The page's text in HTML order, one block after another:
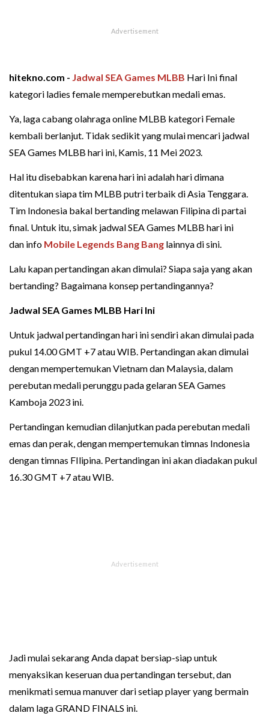
hitekno.com - Jadwal SEA Games MLBB Hari Ini final
kategori ladies female memperebutkan medali emas.
Ya, laga cabang olahraga online MLBB kategori Female
kembali berlanjut. Tidak sedikit yang mulai mencari jadwal
SEA Games MLBB hari ini, Kamis, 11 Mei 2023.
Hal itu disebabkan karena hari ini adalah hari dimana
ditentukan siapa tim MLBB putri terbaik di Asia Tenggara.
Tim Indonesia bakal bertanding melawan Filipina di partai
final. Untuk itu, simak jadwal SEA Games MLBB hari ini
dan info Mobile Legends Bang Bang lainnya di sini.
Lalu kapan pertandingan akan dimulai? Siapa saja yang akan
bertanding? Bagaimana konsep pertandingannya?
Jadwal SEA Games MLBB Hari Ini
Untuk jadwal pertandingan hari ini sendiri akan dimulai pada
pukul 14.00 GMT +7 atau WIB. Pertandingan akan dimulai
dengan mempertemukan Vietnam dan Malaysia, dalam
perebutan medali perunggu pada gelaran SEA Games
Kamboja 2023 ini.
Pertandingan kemudian dilanjutkan pada perebutan medali
emas dan perak, dengan mempertemukan timnas Indonesia
dengan timnas FIlipina. Pertandingan ini akan diadakan pukul
16.30 GMT +7 atau WIB.
Jadi mulai sekarang Anda dapat bersiap-siap untuk
menyaksikan keseruan dua pertandingan tersebut, dan
menikmati semua manuver dari setiap player yang bermain
dalam laga GRAND FINALS ini.